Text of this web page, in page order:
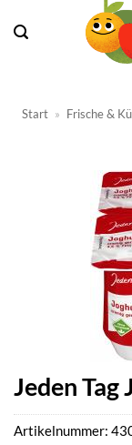
Inhalt
Start » Frische &
Jeden Tag
Artikelnummer: